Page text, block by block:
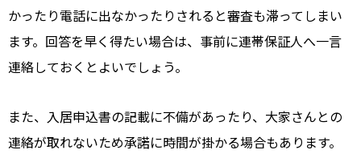
かったり電話に出なかったりされると審査も滞ってしまい
ます。回答を早く得たい場合は、事前に連帯保証人へ一言
連絡しておくとよいでしょう。
また、入居申込書の記載に不備があったり、大家さんとの
連絡が取れないため承諾に時間が掛かる場合もあります。